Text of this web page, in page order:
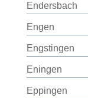
Endersbach
Engen
Engstingen
Eningen
Eppingen